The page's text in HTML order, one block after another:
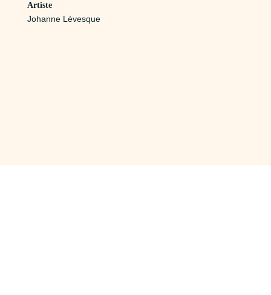
Artiste
Johanne Lévesque